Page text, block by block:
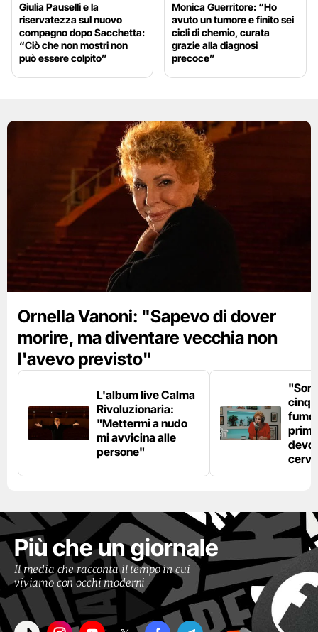
Giulia Pauselli e la
riservatezza sul nuovo
compagno dopo Sacchetta:
“Ciò che non mostri non
può essere colpito”
Monica Guerritore: “Ho
avuto un tumore e finito sei
cicli di chemio, curata
grazie alla diagnosi
precoce”
Ornella Vanoni: "Sapevo di dover
morire, ma diventare vecchia non
l'avevo previsto"
L'album live Calma
Rivoluzionaria:
"Mettermi a nudo
mi avvicina alle
persone"
fumo
devo
Più che un giornale
Il media che racconta il tempo in cui
viviamo con occhi moderni